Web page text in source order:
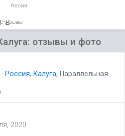
Россия
отзывы
отзывы и фото
· Россия, Калуга, Параллельная
2020